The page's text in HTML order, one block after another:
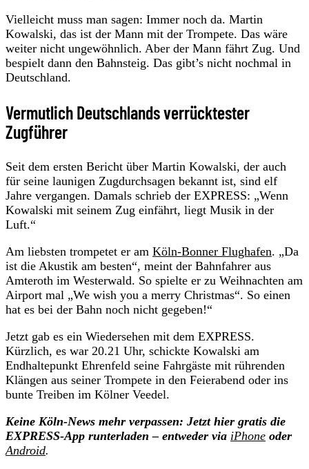
Vielleicht muss man sagen: Immer noch da. Martin
Kowalski, das ist der Mann mit der Trompete. Das wäre
weiter nicht ungewöhnlich. Aber der Mann fährt Zug. Und
bespielt dann den Bahnsteig. Das gibt’s nicht nochmal in
Deutschland.
Vermutlich Deutschlands verrücktester
Zugführer
Seit dem ersten Bericht über Martin Kowalski, der auch
für seine launigen Zugdurchsagen bekannt ist, sind elf
Jahre vergangen. Damals schrieb der EXPRESS: „Wenn
Kowalski mit seinem Zug einfährt, liegt Musik in der
Luft.“
Am liebsten trompetet er am Köln-Bonner Flughafen. „Da
ist die Akustik am besten“, meint der Bahnfahrer aus
Amteroth im Westerwald. So spielte er zu Weihnachten am
Airport mal „We wish you a merry Christmas“. So einen
hat es bei der Bahn noch nicht gegeben!“
Jetzt gab es ein Wiedersehen mit dem EXPRESS.
Kürzlich, es war 20.21 Uhr, schickte Kowalski am
Endhaltepunkt Ehrenfeld seine Fahrgäste mit rührenden
Klängen aus seiner Trompete in den Feierabend oder ins
bunte Treiben im Kölner Veedel.
Keine Köln-News mehr verpassen: Jetzt hier gratis die
EXPRESS-App runterladen – entweder via iPhone oder
Android.